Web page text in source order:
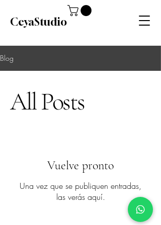
CeyaStudio
Blog
All Posts
Vuelve pronto
Una vez que se publiquen entradas,
las verás aquí.